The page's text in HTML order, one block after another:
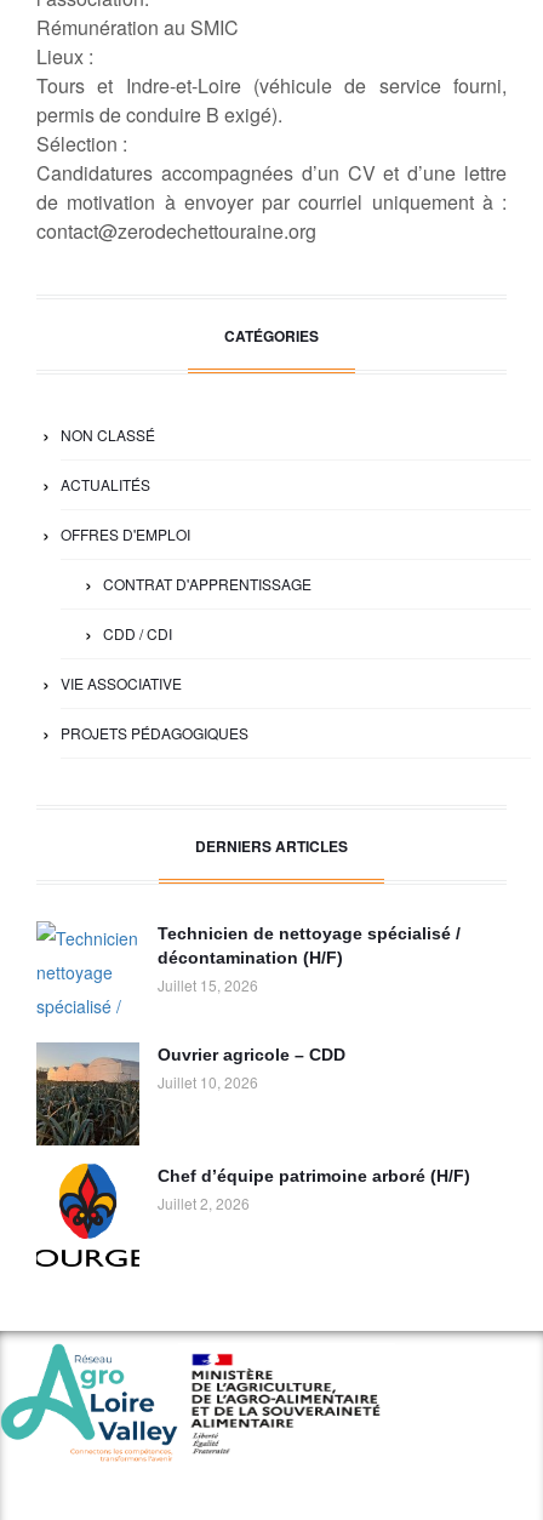
Rémunération au SMIC
Lieux :
Tours et Indre-et-Loire (véhicule de service fourni,
permis de conduire B exigé).
Sélection :
Candidatures accompagnées d’un CV et d’une lettre
de motivation à envoyer par courriel uniquement à :
contact@zerodechettouraine.org
CATÉGORIES
NON CLASSÉ
ACTUALITÉS
OFFRES D'EMPLOI
CONTRAT D'APPRENTISSAGE
CDD / CDI
VIE ASSOCIATIVE
PROJETS PÉDAGOGIQUES
DERNIERS ARTICLES
Technicien de nettoyage spécialisé /
décontamination (H/F)
Juillet 15, 2026
Ouvrier agricole – CDD
Juillet 10, 2026
Chef d’équipe patrimoine arboré (H/F)
Juillet 2, 2026